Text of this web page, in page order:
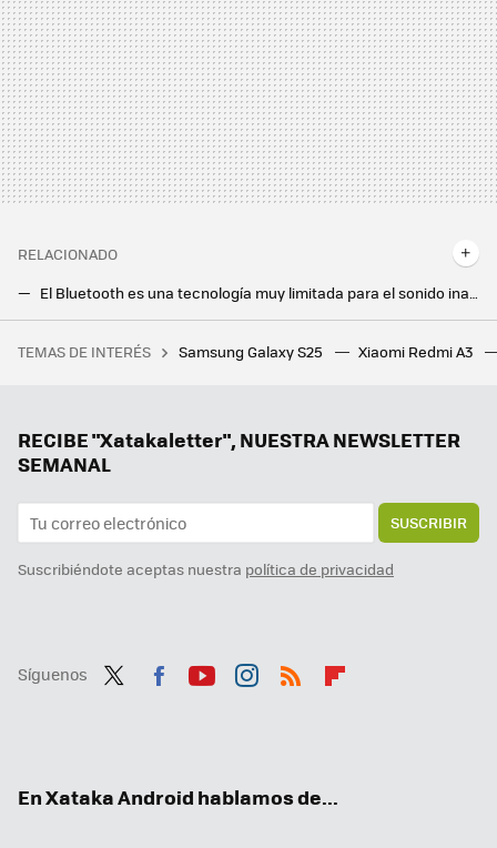
RELACIONADO
El Chromecast con Google TV aún no ha muerto y tiene una nueva actualización disponible
Leroy Merlin te permite tener luz gratis al instante con este kit solar sin complicadas obras
TEMAS DE INTERÉS Samsung Galaxy S25 Xiaomi Redmi A3
RECIBE "Xatakaletter", NUESTRA NEWSLETTER
SEMANAL
SUSCRIBIR
Suscribiéndote aceptas nuestra política de privacidad
Síguenos
En Xataka Android hablamos de...